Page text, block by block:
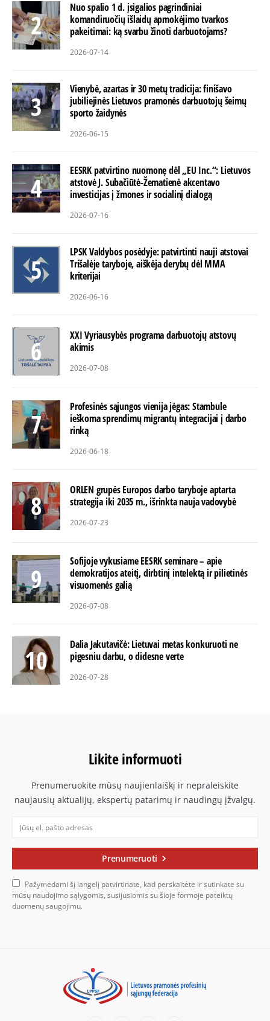
Nuo spalio 1 d. įsigalios pagrindiniai
komandiruočių išlaidų apmokėjimo tvarkos
pakeitimai: ką svarbu žinoti darbuotojams?
2026-07-14
Vienybė, azartas ir 30 metų tradicija: finišavo
jubiliejinės Lietuvos pramonės darbuotojų šeimų
sporto žaidynės
2026-06-15
EESRK patvirtino nuomonę dėl „EU Inc.“: Lietuvos
atstovė J. Subačiūtė-Žematienė akcentavo
investicijas į žmones ir socialinį dialogą
2026-07-16
LPSK Valdybos posėdyje: patvirtinti nauji atstovai
Trišalėje taryboje, aiškėja derybų dėl MMA
kriterijai
2026-06-16
XXI Vyriausybės programa darbuotojų atstovų
akimis
2026-07-08
Profesinės sąjungos vienija jėgas: Stambule
ieškoma sprendimų migrantų integracijai į darbo
rinką
2026-06-18
ORLEN grupės Europos darbo taryboje aptarta
strategija iki 2035 m., išrinkta nauja vadovybė
2026-07-23
Sofijoje vykusiame EESRK seminare – apie
demokratijos ateitį, dirbtinį intelektą ir pilietinės
visuomenės galią
2026-07-08
Dalia Jakutavičė: Lietuvai metas konkuruoti ne
pigesniu darbu, o didesne verte
2026-07-28
Likite informuoti
Prenumeruokite mūsų naujienlaiškį ir nepraleiskite
naujausių aktualijų, ekspertų patarimų ir naudingų įžvalgų.
Prenumeruoti
Pažymėdami šį langelį patvirtinate, kad perskaitėte ir sutinkate su
mūsų naudojimo sąlygomis, susijusiomis su šioje formoje pateiktų
duomenų saugojimu.